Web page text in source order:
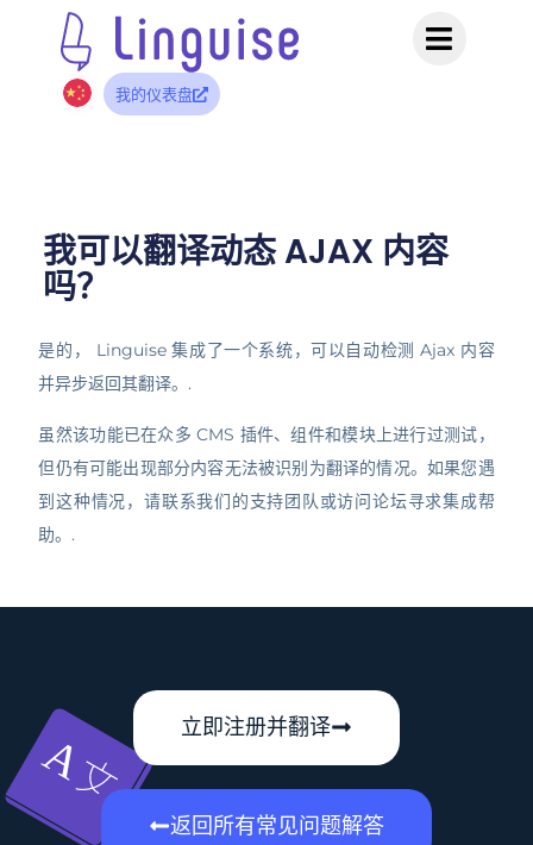
我的仪表盘
我可以翻译动态 AJAX 内容
吗？
是的， Linguise 集成了一个系统，可以自动检测 Ajax 内容
并异步返回其翻译。.
虽然该功能已在众多 CMS 插件、组件和模块上进行过测试，
但仍有可能出现部分内容无法被识别为翻译的情况。如果您遇
到这种情况，请联系我们的支持团队或访问论坛寻求集成帮
助。.
立即注册并翻译
返回所有常见问题解答